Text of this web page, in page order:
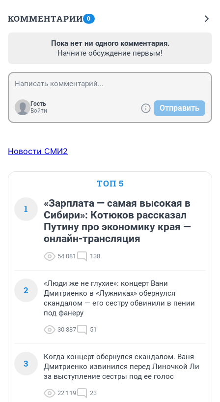
КОММЕНТАРИИ 0
Пока нет ни одного комментария.
Начните обсуждение первым!
Гость
Войти
Отправить
Новости СМИ2
ТОП 5
1
«Зарплата — самая высокая в
Сибири»: Котюков рассказал
Путину про экономику края —
онлайн-трансляция
54 081 138
2
«Люди же не глухие»: концерт Вани
Дмитриенко в «Лужниках» обернулся
скандалом — его сестру обвинили в пении
под фанеру
30 887 51
3
Когда концерт обернулся скандалом. Ваня
Дмитриенко извинился перед Линочкой Ли
за выступление сестры под ее голос
22 119 23